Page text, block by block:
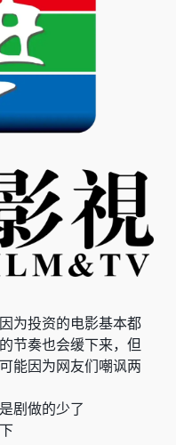
为投资的电影基本都
节奏也会缓下来，但
能因为网友们嘲讽两
剧做的少了